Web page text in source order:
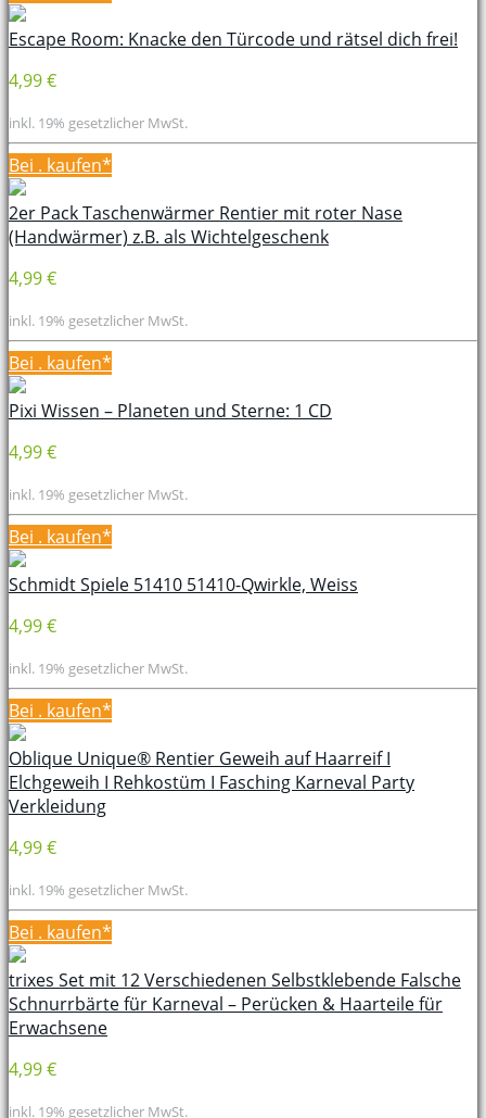
Escape Room: Knacke den Türcode und rätsel dich frei!
4,99 €
inkl. 19% gesetzlicher MwSt.
Bei . kaufen*
2er Pack Taschenwärmer Rentier mit roter Nase
(Handwärmer) z.B. als Wichtelgeschenk
4,99 €
inkl. 19% gesetzlicher MwSt.
Bei . kaufen*
Pixi Wissen – Planeten und Sterne: 1 CD
4,99 €
inkl. 19% gesetzlicher MwSt.
Bei . kaufen*
Schmidt Spiele 51410 51410-Qwirkle, Weiss
4,99 €
inkl. 19% gesetzlicher MwSt.
Bei . kaufen*
Oblique Unique® Rentier Geweih auf Haarreif I
Elchgeweih I Rehkostüm I Fasching Karneval Party
Verkleidung
4,99 €
inkl. 19% gesetzlicher MwSt.
Bei . kaufen*
trixes Set mit 12 Verschiedenen Selbstklebende Falsche
Schnurrbärte für Karneval – Perücken & Haarteile für
Erwachsene
4,99 €
inkl. 19% gesetzlicher MwSt.